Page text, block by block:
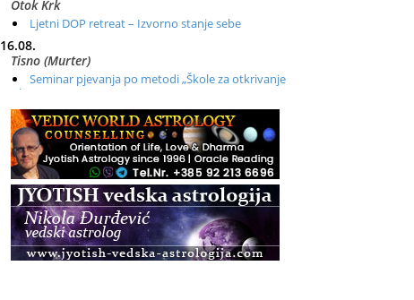
Otok Krk
Ljetni DOP retreat – Izvorno stanje sebe
16.08.
Tisno (Murter)
Seminar pjevanja po metodi „Škole za otkrivanje
glasa“
20.08.
Online
Radionica: Pomagači iz drugih dimenzija Online –
otvoreno za sve
21.08.
Zagreb+Online
Osnovni ThetaHealing® tečaj, Zagreb i Online
22.08.
Pula